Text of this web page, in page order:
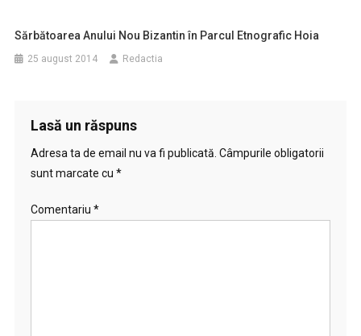
Sărbătoarea Anului Nou Bizantin în Parcul Etnografic Hoia
25 august 2014 Redactia
Lasă un răspuns
Adresa ta de email nu va fi publicată. Câmpurile obligatorii
sunt marcate cu *
Comentariu *